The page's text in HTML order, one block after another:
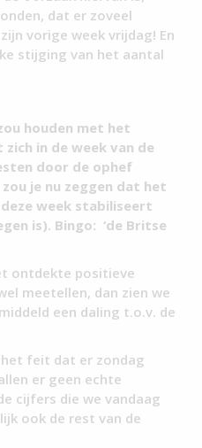
dat er zoveel
vorige week vrijdag! En
stijging van het aantal
houden met het
in de week van de
door de ophef
je nu zeggen dat het
week stabiliseert
is). Bingo: ‘de Britse
ontdekte positieve
meetellen, dan zien we
een daling t.o.v. de
feit dat er zondag
er geen echte
cijfers die we vandaag
ook de rest van de